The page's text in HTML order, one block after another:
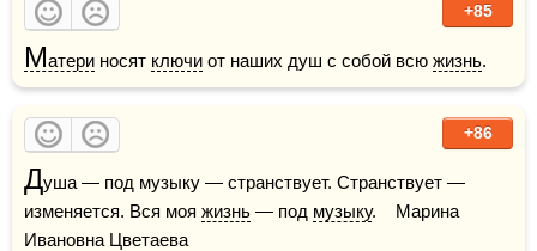
+85
Матери носят ключи от наших душ с собой всю жизнь.
+86
Душа — под музыку — странствует. Странствует —
изменяется. Вся моя жизнь — под музыку.    Марина
Ивановна Цветаева